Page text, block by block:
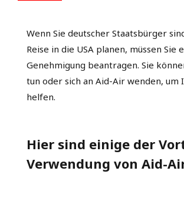
Wenn Sie deutscher Staatsbürger
Reise in die USA planen, müssen Sie
Genehmigung beantragen. Sie
tun oder sich an Aid-Air wenden, um
helfen.
Hier sind einige der
Verwendung von Aid-